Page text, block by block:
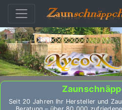
Seit 20 Jahren Ihr Hersteller und